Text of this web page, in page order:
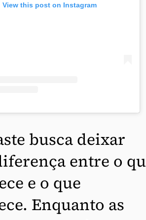
View this post on Instagram
busca deixar
entre o
e o que
Enquanto as